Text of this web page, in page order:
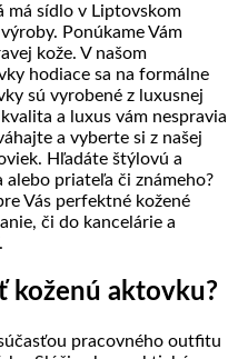
má sídlo v Liptovskom
Ponúkame Vám
kože. V našom
hodiace sa na formálne
sú vyrobené z luxusnej
a luxus vám nespravia
a vyberte si z našej
Hľadáte štýlovú a
alebo priateľa či známeho?
Vás perfektné kožené
či do kancelárie a
koženú aktovku?
pracovného outfitu